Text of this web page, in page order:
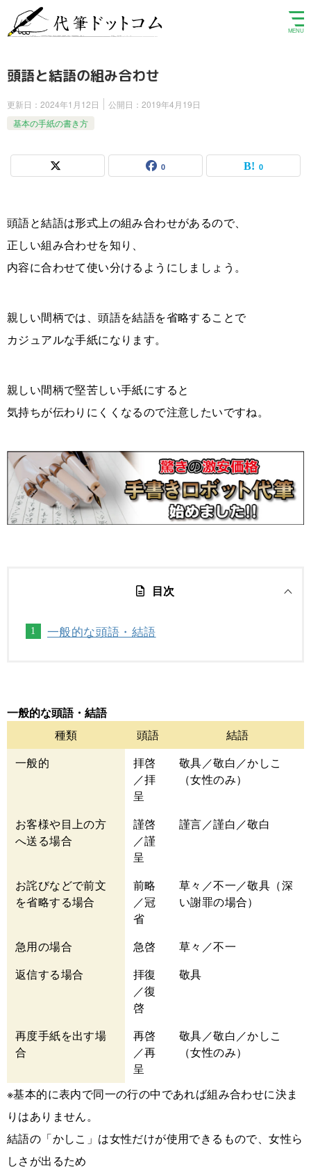
頭語と結語の組み合わせ
更新日： 2024年1月12日 公開日： 2019年4月19日
基本の手紙の書き方
0 0
頭語と結語は形式上の組み合わせがあるので、
正しい組み合わせを知り、
内容に合わせて使い分けるようにしましょう。
親しい間柄では、頭語を結語を省略することで
カジュアルな手紙になります。
親しい間柄で堅苦しい手紙にすると
気持ちが伝わりにくくなるので注意したいですね。
目次
一般的な頭語・結語
一般的な頭語・結語
種類
頭語
結語
一般的
拝啓
／拝
呈
敬具／敬白／かしこ
（女性のみ）
お客様や目上の方
へ送る場合
謹啓
／謹
呈
謹言／謹白／敬白
お詫びなどで前文
を省略する場合
前略
／冠
省
草々／不一／敬具（深
い謝罪の場合）
急用の場合 急啓
草々／不一
返信する場合
拝復
／復
啓
敬具
再度手紙を出す場
合
再啓
／再
呈
敬具／敬白／かしこ
（女性のみ）
※基本的に表内で同一の行の中であれば組み合わせに決ま
りはありません。
結語の「かしこ」は女性だけが使用できるもので、女性ら
しさが出るため